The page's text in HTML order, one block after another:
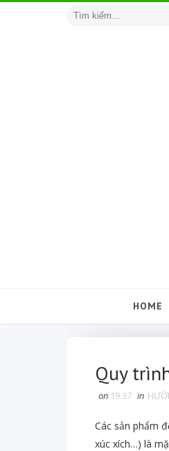
HOME
Quy
on 19:37 in
Các sản phẩm
xúc xích…) là